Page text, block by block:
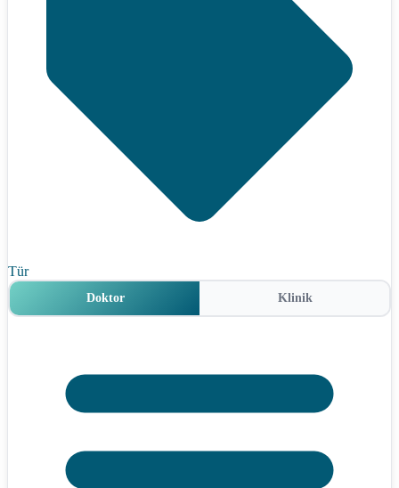
Tür
Doktor Klinik